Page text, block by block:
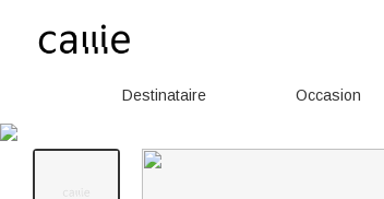
Destinataire Occasion